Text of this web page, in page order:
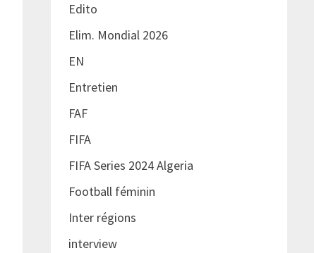
Edito
Elim. Mondial 2026
EN
Entretien
FAF
FIFA
FIFA Series 2024 Algeria
Football féminin
Inter régions
interview